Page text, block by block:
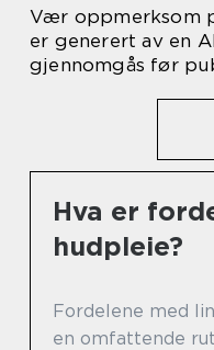
Vær oppmerksom
er generert av en
gjennomgås før
Hva er
hudpleie?
Fordelene med
en omfattende